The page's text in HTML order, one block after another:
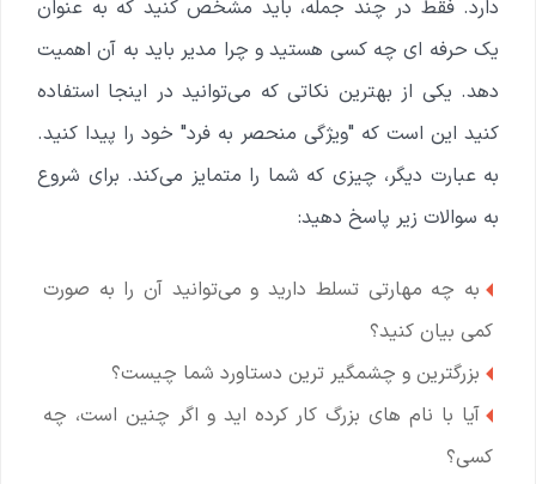
دارد. فقط در چند جمله، باید مشخص کنید که به عنوان
یک حرفه ای چه کسی هستید و چرا مدیر باید به آن اهمیت
دهد. یکی از بهترین نکاتی که می‌توانید در اینجا استفاده
کنید این است که "ویژگی منحصر به فرد" خود را پیدا کنید.
به عبارت دیگر، چیزی که شما را متمایز می‌کند. برای شروع
به سوالات زیر پاسخ دهید:
به چه مهارتی تسلط دارید و می‌توانید آن را به صورت
کمی بیان کنید؟
بزرگترین و چشمگیر ترین دستاورد شما چیست؟
آیا با نام های بزرگ کار کرده اید و اگر چنین است، چه
کسی؟